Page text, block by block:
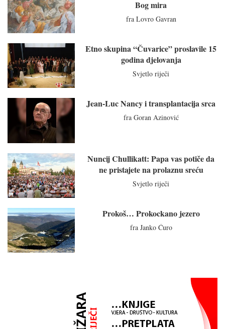
Bog mira
fra Lovro Gavran
Etno skupina “Čuvarice” proslavile 15
godina djelovanja
Svjetlo riječi
Jean-Luc Nancy i transplantacija srca
fra Goran Azinović
Nuncij Chullikatt: Papa vas potiče da
ne pristajete na prolaznu sreću
Svjetlo riječi
Prokoš… Prokockano jezero
fra Janko Ćuro